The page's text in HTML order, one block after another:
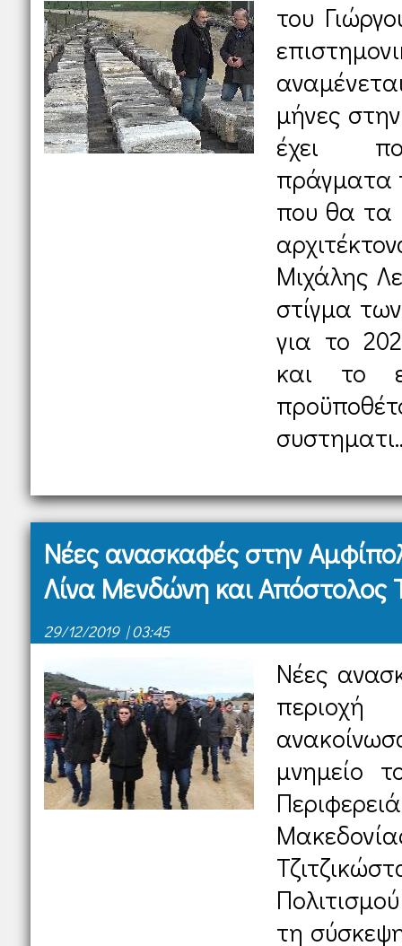
του
μήνες
έχει
πράγματα
που θα τα
Μιχάλης
στίγμα
για το
και το
Νέες ανασκαφές στην
Λίνα Μενδώνη και Απόστολος
29/12/2019 | 03:45
Νέες
μνημείο
τη